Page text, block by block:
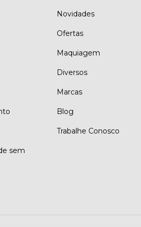
sem
Novidades
Ofertas
Maquiagem
Diversos
Marcas
Blog
Trabalhe Conosco